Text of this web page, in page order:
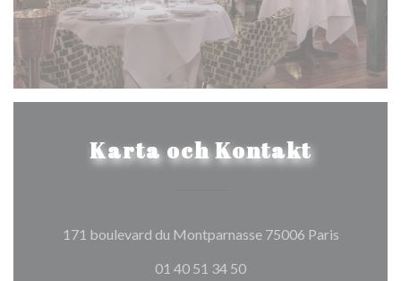
Karta och Kontakt
171 boulevard du Montparnasse 75006 Paris((öppnas
01 40 51 34 50